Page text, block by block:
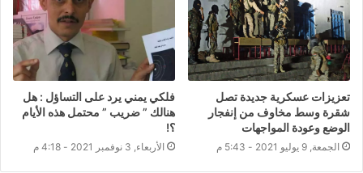
تعزيزات عسكرية جديدة تصل
شقرة وسط مخاوف من إنفجار
الوضع وعودة المواجهات
الجمعة, 9 يوليو 2021 - 5:43 م
فلكي يمني يرد على التساؤل : هل
هنالك ” ضريب ” محتمل هذه الأيام
؟!
الأربعاء, 3 نوفمبر 2021 - 4:18 م